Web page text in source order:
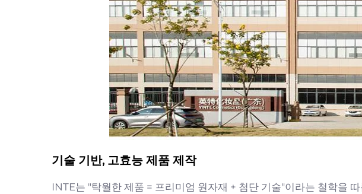
기술 기반, 고효능 제품 제작
INTE는 "탁월한 제품 = 프리미엄 원자재 + 첨단 기술"이라는 철학을